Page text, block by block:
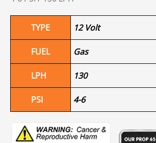
TYPE 12 Volt
FUEL Gas
LPH 130
PSI 4-6